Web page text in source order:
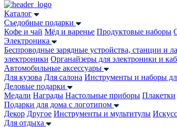
Каталог
Съедобные подарки
Кофе и чай Мёд и варенье Продуктовые наборы
Электроника
Беспроводные зарядные устройства, станции и
электроники Органайзеры для электроники и
Автомобильные аксессуары
Для кузова Для салона Инструменты и наборы
Деловые подарки
Медали Награды Настольные приборы Плакетки
Подарки для дома с логотипом
Декор Другое Инструменты и мультитулы
Для отдыха